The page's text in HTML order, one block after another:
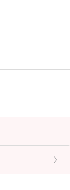
โมซาไส้ขนุน
าทานได้ยาก
วันบด เนื้อ
รบรสกับชาต
รุบกรอบอย่าง
ชาติที่ได้รับ